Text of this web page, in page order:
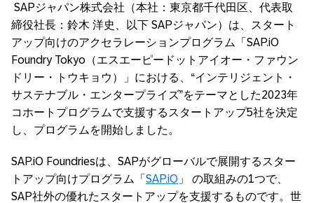
SAPジャパン株式会社（本社：東京都千代田区、代表取
締役社長：鈴木 洋史、以下 SAPジャパン）は、スタート
アップ向けのアクセラレーションプログラム「SAP.iO
Foundry Tokyo（エスエーピードットアイオー・ファウン
ドリー・トウキョウ）」における、“インテリジェント・
サステナブル・エンタープライズ”をテーマとした2023年
コホートプログラムで支援するスタートアップ5社を決定
し、プログラムを開始しました。
SAP.iO Foundriesは、SAPがグローバルで展開するスター
トアップ向けプログラム「 SAP.iO 」 の取組みの1つで、
SAP社外の優れたスタートアップを支援するものです。世